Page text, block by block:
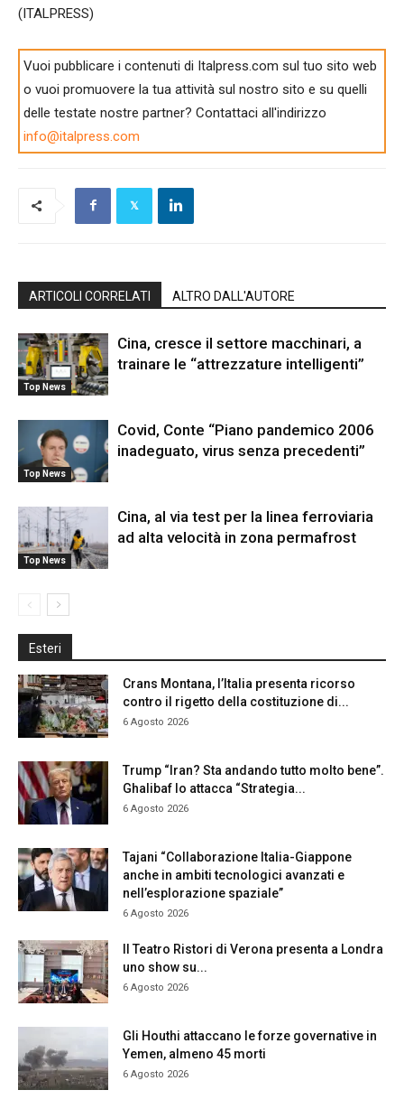
(ITALPRESS)
Vuoi pubblicare i contenuti di Italpress.com sul tuo sito web
o vuoi promuovere la tua attività sul nostro sito e su quelli
delle testate nostre partner? Contattaci all'indirizzo
info@italpress.com
ARTICOLI CORRELATI ALTRO DALL'AUTORE
Top News
Cina, cresce il settore macchinari, a
trainare le “attrezzature intelligenti”
Top News
Covid, Conte “Piano pandemico 2006
inadeguato, virus senza precedenti”
Top News
Cina, al via test per la linea ferroviaria
ad alta velocità in zona permafrost
Esteri
Crans Montana, l’Italia presenta ricorso
contro il rigetto della costituzione di...
6 Agosto 2026
Trump “Iran? Sta andando tutto molto bene”.
Ghalibaf lo attacca “Strategia...
6 Agosto 2026
Tajani “Collaborazione Italia-Giappone
anche in ambiti tecnologici avanzati e
nell’esplorazione spaziale”
6 Agosto 2026
Il Teatro Ristori di Verona presenta a Londra
uno show su...
6 Agosto 2026
Gli Houthi attaccano le forze governative in
Yemen, almeno 45 morti
6 Agosto 2026